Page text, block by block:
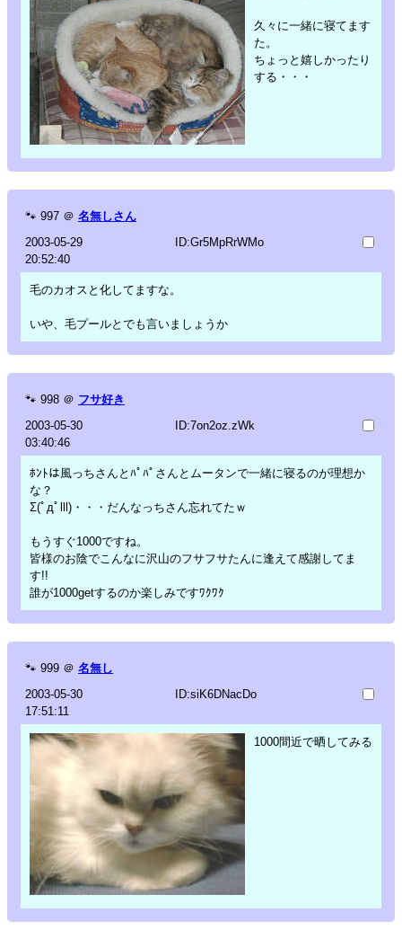
久々に一緒に寝てます
た。
ちょっと嬉しかったり
する・・・
🐾 997 ＠ 名無しさん
2003-05-29
20:52:40
ID:Gr5MpRrWMo
毛のカオスと化してますな。
いや、毛プールとでも言いましょうか
🐾 998 ＠ フサ好き
2003-05-30
03:40:46
ID:7on2oz.zWk
ﾎﾝﾄは風っちさんとﾊﾟﾊﾟさんとムータンで一緒に寝るのが理想か
な？
Σ(ﾟдﾟlll)・・・だんなっちさん忘れてたｗ
もうすぐ1000ですね。
皆様のお陰でこんなに沢山のフサフサたんに逢えて感謝してま
す!!
誰が1000getするのか楽しみですﾜｸﾜｸ
🐾 999 ＠ 名無し
2003-05-30
17:51:11
ID:siK6DNacDo
1000間近で晒してみる